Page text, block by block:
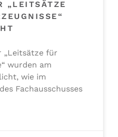
„LEITSÄTZE
„Leitsätze für
wurden am
wie im
Fachausschusses